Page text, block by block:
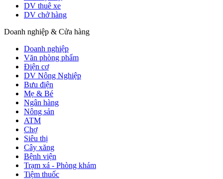
DV thuê xe
DV chở hàng
Doanh nghiệp & Cửa hàng
Doanh nghiệp
Văn phòng phẩm
Điện cơ
DV Nông Nghiệp
Bưu điện
Mẹ & Bé
Ngân hàng
Nông sản
ATM
Chợ
Siêu thị
Cây xăng
Bệnh viện
Trạm xá - Phòng khám
Tiệm thuốc